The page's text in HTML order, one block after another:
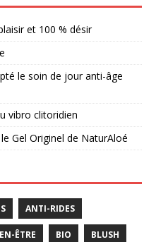
et 100 % désir
le soin de jour anti-âge
vibro clitoridien
Gel Originel de NaturAloé
ANTI-RIDES
ÊTRE BIO BLUSH